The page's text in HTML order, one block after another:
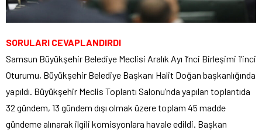
SORULARI CEVAPLANDIRDI
Samsun Büyükşehir Belediye Meclisi Aralık Ayı 1’nci Birleşimi 1’inci
Oturumu, Büyükşehir Belediye Başkanı Halit Doğan başkanlığında
yapıldı. Büyükşehir Meclis Toplantı Salonu’nda yapılan toplantıda
32 gündem, 13 gündem dışı olmak üzere toplam 45 madde
gündeme alınarak ilgili komisyonlara havale edildi. Başkan